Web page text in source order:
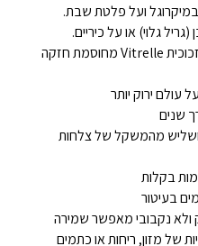
במיקרוגל ועל פלטת שבת.
גלוי) או על כיריים.
הצלחות של קורנינג עשויות 100% זכוכית Vitrelle מחוסמת חזקה
שנים
ושליש מהמשקל של צלחות
בקלות
בעיטור
ולא נקבובי מאפשר שמירה
של מזון, ריחות או כתמים